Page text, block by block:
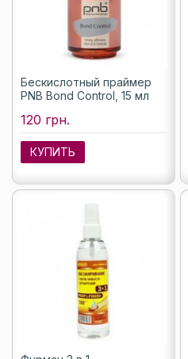
Бескислотный праймер
PNB Bond Control, 15 мл
120 грн.
КУПИТЬ